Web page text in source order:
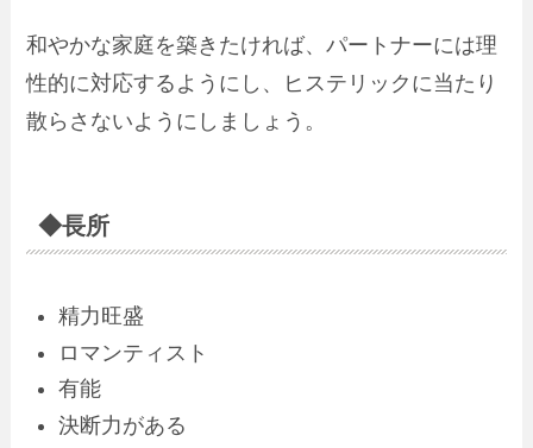
和やかな家庭を築きたければ、パートナーには理
性的に対応するようにし、ヒステリックに当たり
散らさないようにしましょう。
◆長所
精力旺盛
ロマンティスト
有能
決断力がある